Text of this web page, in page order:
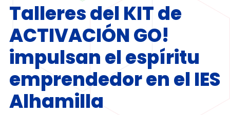
Talleres del KIT de
ACTIVACIÓN GO!
impulsan el espíritu
emprendedor en el IES
Alhamilla